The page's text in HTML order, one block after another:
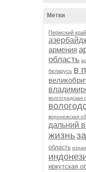
Метки
Пермский край
армения
область
беларусь в
волгоградская
воронежская
дальний
жизнь
область
иркутская